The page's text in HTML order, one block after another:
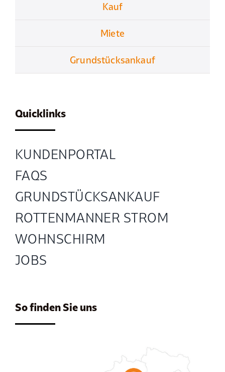
Kauf
Miete
Grundstücksankauf
Quicklinks
KUNDENPORTAL
FAQS
GRUND­STÜCKS­ANKAUF
ROTTENMANNER STROM
WOHNSCHIRM
JOBS
So finden Sie uns